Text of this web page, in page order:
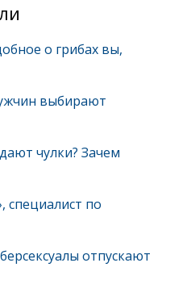
о грибах вы,
выбирают
чулки? Зачем
специалист по
отпускают